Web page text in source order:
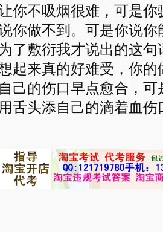
你不吸烟很难，可是
你做不到。可是你说
了敷衍我才说出的这
起来真的好难受，你
己的伤口早点愈合，
用舌头添自己的滴着